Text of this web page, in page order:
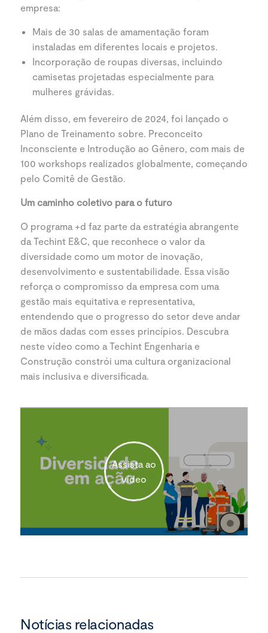
empresa:
Mais de 30 salas de amamentação foram
instaladas em diferentes locais e projetos.
Incorporação de roupas diversas, incluindo
camisetas projetadas especialmente para
mulheres grávidas.
Além disso, em fevereiro de 2024, foi lançado o
Plano de Treinamento sobre. Preconceito
Inconsciente e Introdução ao Gênero, com mais de
100 workshops realizados globalmente, começando
pelo Comitê de Gestão.
Um caminho coletivo para o futuro
O programa +d faz parte da estratégia abrangente
da Techint E&C, que reconhece o valor da
diversidade como um motor de inovação,
desenvolvimento e sustentabilidade. Essa visão
reforça o compromisso da empresa com uma
gestão mais equitativa e representativa,
entendendo que o progresso do setor deve andar
de mãos dadas com esses princípios. Descubra
neste vídeo como a Techint Engenharia e
Construção constrói uma cultura organizacional
mais inclusiva e diversificada.
Assista ao
vídeo
Notícias relacionadas